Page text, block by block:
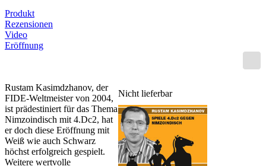
Produkt
Rezensionen
Video
Eröffnung
Nicht lieferbar
Rustam Kasimdzhanov, der
FIDE-Weltmeister von 2004,
ist prädestiniert für das Thema
Nimzoindisch mit 4.Dc2, hat
er doch diese Eröffnung mit
Weiß wie auch Schwarz
höchst erfolgreich gespielt.
Weitere wertvolle